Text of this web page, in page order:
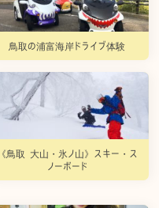
鳥取の浦富海岸ドライブ体験
《鳥取 大山・氷ノ山》スキー・ス
ノーボード